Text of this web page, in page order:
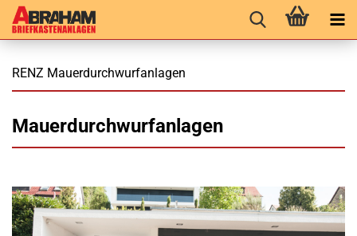
RENZ Mauerdurchwurfanlagen
Mauerdurchwurfanlagen